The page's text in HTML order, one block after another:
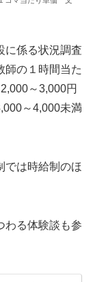
に係る状況調査
師の１時間当た
～3,000円
～4,000未満
では時給制のほ
わる体験談も参